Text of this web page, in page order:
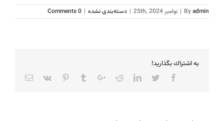
Byadmin
| نوامبر 25th, 2024 | دسته‌بندی نشده |
0 Comments
به اشتراك بگذاريد!
Facebook
Twitter
LinkedIn
Reddit
Google+
Tumblr
Pinterest
Vk
Email